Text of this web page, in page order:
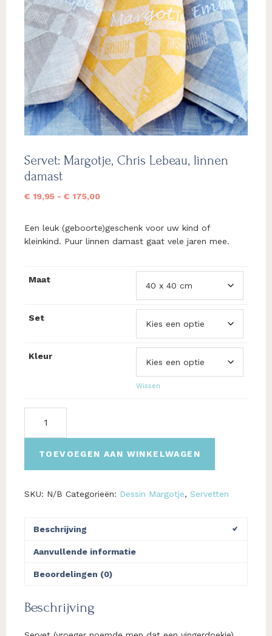
Servet: Margotje, Chris Lebeau, linnen
damast
€ 19,95 - € 175,00Prijsklasse:
€ 175,00
Een leuk (geboorte)geschenk voor uw kind of
kleinkind. Puur linnen damast gaat vele jaren mee.
Maat
Set
Kleur
Wissen
Margotje,
Chris
Lebeau,
aantal
TOEVOEGEN AAN WINKELWAGEN
SKU: N/B Categorieën: Dessin Margotje, Servetten
Beschrijving
Aanvullende informatie
Beoordelingen (0)
Beschrijving